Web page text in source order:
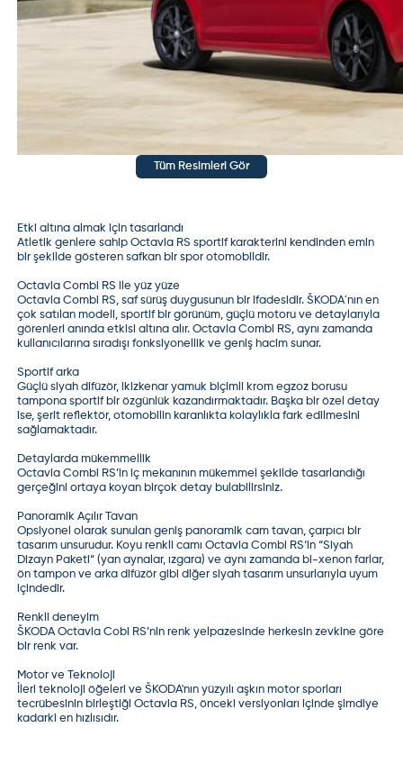
Tüm Resimleri Gör
Etki altına almak için tasarlandı
Atletik genlere sahip Octavia RS sportif karakterini kendinden emin
bir şekilde gösteren safkan bir spor otomobildir.
Octavia Combi RS ile yüz yüze
Octavia Combi RS, saf sürüş duygusunun bir ifadesidir. ŠKODA´nın en
çok satılan modeli, sportif bir görünüm, güçlü motoru ve detaylarıyla
görenleri anında etkisi altına alır. Octavia Combi RS, aynı zamanda
kullanıcılarına sıradışı fonksiyonellik ve geniş hacim sunar.
Sportif arka
Güçlü siyah difüzör, ikizkenar yamuk biçimli krom egzoz borusu
tampona sportif bir özgünlük kazandırmaktadır. Başka bir özel detay
ise, şerit reflektör, otomobilin karanlıkta kolaylıkla fark edilmesini
sağlamaktadır.
Detaylarda mükemmellik
Octavia Combi RS’in iç mekanının mükemmel şekilde tasarlandığı
gerçeğini ortaya koyan birçok detay bulabilirsiniz.
Panoramik Açılır Tavan
Opsiyonel olarak sunulan geniş panoramik cam tavan, çarpıcı bir
tasarım unsurudur. Koyu renkli camı Octavia Combi RS‘in “Siyah
Dizayn Paketi“ (yan aynalar, ızgara) ve aynı zamanda bi-xenon farlar,
ön tampon ve arka difüzör gibi diğer siyah tasarım unsurlarıyla uyum
içindedir.
Renkli deneyim
ŠKODA Octavia Cobi RS’nin renk yelpazesinde herkesin zevkine göre
bir renk var.
Motor ve Teknoloji
İleri teknoloji öğeleri ve ŠKODA'nın yüzyılı aşkın motor sporları
tecrübesinin birleştiği Octavia RS, önceki versiyonları içinde şimdiye
kadarki en hızlısıdır.